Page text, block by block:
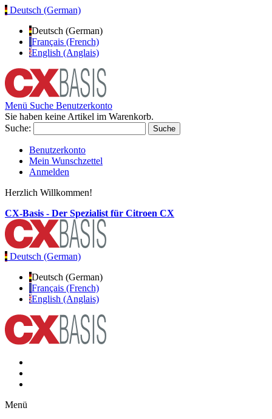
Deutsch (German)
Deutsch (German)
Français (French)
English (Anglais)
Menü Suche Benutzerkonto
Sie haben keine Artikel im Warenkorb.
Suche:
Suche
Benutzerkonto
Mein Wunschzettel
Anmelden
Herzlich Willkommen!
CX-Basis - Der Spezialist für Citroen CX
Deutsch (German)
Deutsch (German)
Français (French)
English (Anglais)
Menü